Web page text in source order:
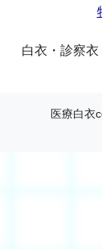
白衣・診察
医療白衣